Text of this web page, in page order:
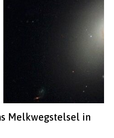
Melkwegstelsel in